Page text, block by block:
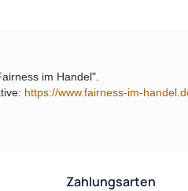
im Handel".
https://www.fairness-im-
Zahlungsarten